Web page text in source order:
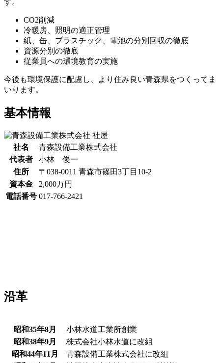
す。
CO2削減
冷暖房、照明の適正管理
紙、缶、プラスチック、電池の分別回収の徹底
資源分別の徹底
従業員への環境教育の実施
今後も環境保護に配慮し、より住み良い青森県をつくってま
いります。
基本情報
社名
青森設備工業株式会社
代表者
小林 俊一
住所
〒038-0011 青森市篠田3丁目10-2
資本金
2,000万円
電話番号 017-766-2421
沿革
昭和35年8月
小林水道工業所創業
昭和38年9月
株式会社小林水道に改組
昭和44年11月
青森設備工業株式会社に改組